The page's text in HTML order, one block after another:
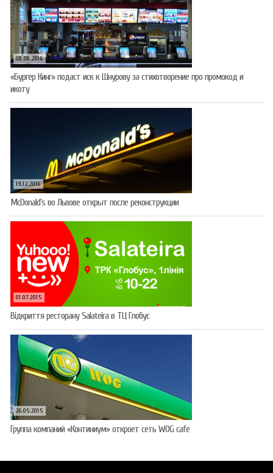
08.08.2016
«Бургер Кинг» подаст иск к Шнурову за стихотворение про промокод и
икоту
19.12.2016
McDonald’s во Львове открыт после реконструкции
01.07.2015
Відкриття ресторану Salateirа в ТЦ Глобус
26.05.2015
Группа компаний «Континиум» откроет сеть WOG cafe